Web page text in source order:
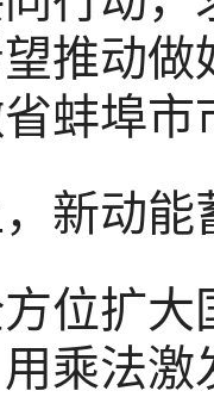
推动做
蚌埠市
新动能
位扩
乘法